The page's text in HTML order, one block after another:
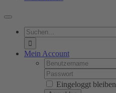
Toggle
Navigation
Suche
nach:
Mein Account
Username:
Password:
Eingeloggt bleiben